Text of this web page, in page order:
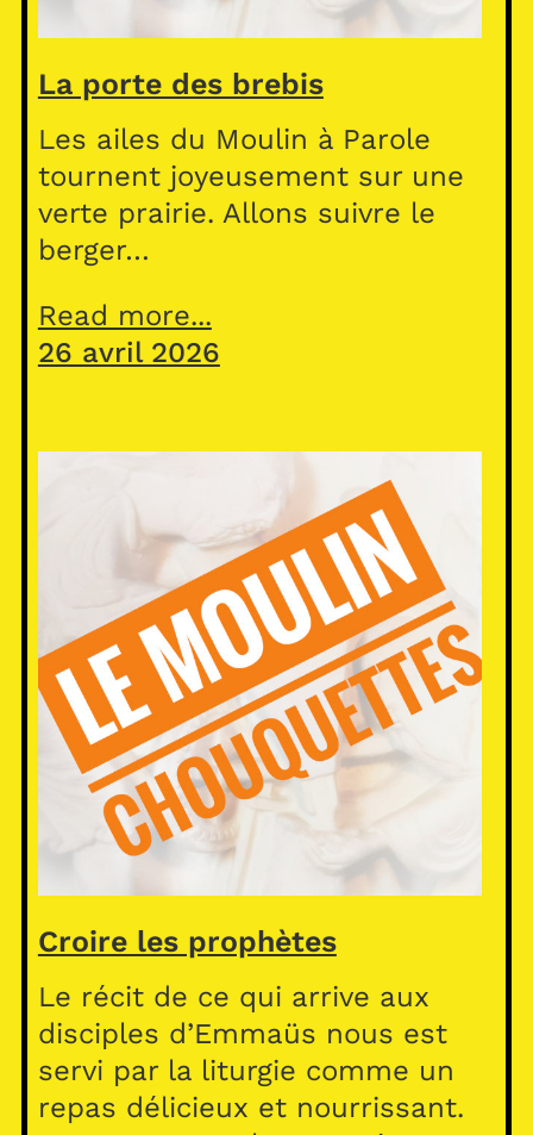
La porte des brebis
Les ailes du Moulin à Parole
tournent joyeusement sur une
verte prairie. Allons suivre le
berger…
Read more...
26 avril 2026
Croire les prophètes
Le récit de ce qui arrive aux
disciples d’Emmaüs nous est
servi par la liturgie comme un
repas délicieux et nourrissant.